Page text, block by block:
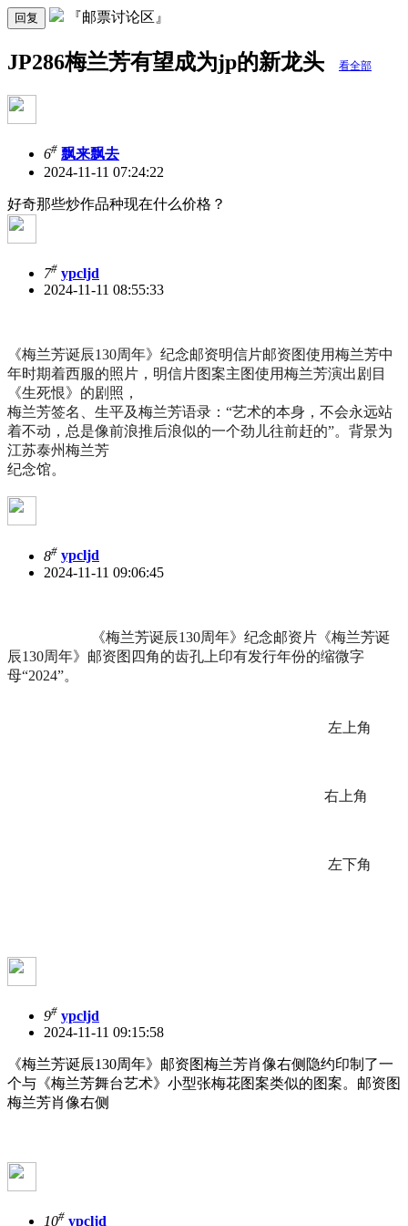
回复 『邮票讨论区』
JP286梅兰芳有望成为jp的新龙头 看全部
6# 飘来飘去
2024-11-11 07:24:22
好奇那些炒作品种现在什么价格？
7# ypcljd
2024-11-11 08:55:33
《梅兰芳诞辰130周年》纪念邮资明信片邮资图使用梅兰芳中
年时期着西服的照片，明信片图案主图使用梅兰芳演出剧目
《生死恨》的剧照，
梅兰芳签名、生平及梅兰芳语录：“艺术的本身，不会永远站
着不动，总是像前浪推后浪似的一个劲儿往前赶的”。背景为
江苏泰州梅兰芳
纪念馆。
8# ypcljd
2024-11-11 09:06:45
《梅兰芳诞辰130周年》纪念邮资片《梅兰芳诞
辰130周年》邮资图四角的齿孔上印有发行年份的缩微字
母“2024”。
左上角
右上角
左下角
9# ypcljd
2024-11-11 09:15:58
《梅兰芳诞辰130周年》邮资图梅兰芳肖像右侧隐约印制了一
个与《梅兰芳舞台艺术》小型张梅花图案类似的图案。邮资图
梅兰芳肖像右侧
10# ypcljd